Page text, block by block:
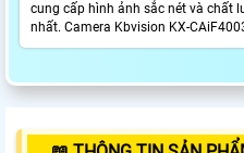
cung cấp hình ảnh sắc nét và chất
nhất. Camera Kbvision KX-